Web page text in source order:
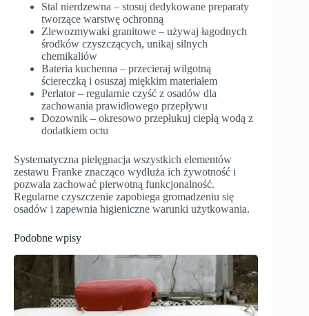
Stal nierdzewna – stosuj dedykowane preparaty
tworzące warstwę ochronną
Zlewozmywaki granitowe – używaj łagodnych
środków czyszczących, unikaj silnych
chemikaliów
Bateria kuchenna – przecieraj wilgotną
ściereczką i osuszaj miękkim materiałem
Perlator – regularnie czyść z osadów dla
zachowania prawidłowego przepływu
Dozownik – okresowo przepłukuj ciepłą wodą z
dodatkiem octu
Systematyczna pielęgnacja wszystkich elementów
zestawu Franke znacząco wydłuża ich żywotność i
pozwala zachować pierwotną funkcjonalność.
Regularne czyszczenie zapobiega gromadzeniu się
osadów i zapewnia higieniczne warunki użytkowania.
Podobne wpisy